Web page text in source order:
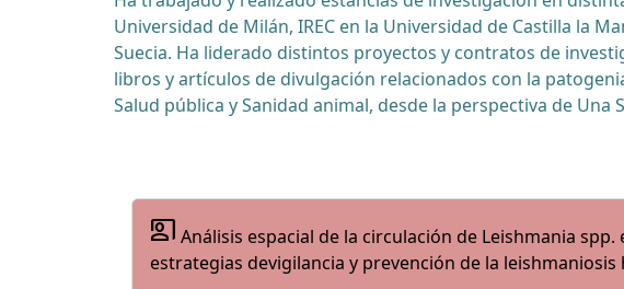
Universidad de Milán, IREC en la Universidad de Castilla la
Suecia. Ha liderado distintos proyectos y contratos de
libros y artículos de divulgación relacionados con la
Salud pública y Sanidad animal, desde la perspectiva de Una
co_present Análisis espacial de la circulación de Leishmania
estrategias devigilancia y prevención de la leishmaniosis